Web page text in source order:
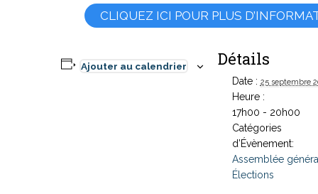
CLIQUEZ ICI POUR PLUS
Ajouter au calendrier Détails
Date : 25 septembre
Heure :
17h00 - 20h00
Catégories
d’Évènement:
Assemblée
Élections